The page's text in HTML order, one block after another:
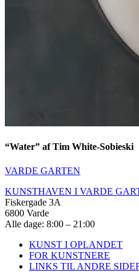
“Water” af Tim White-Sobieski
VARDE GARTEN
KUNSTHAVEN I VARDE
Fiskergade 3A
6800 Varde
Alle dage: 8:00 – 21:00
KUNST I OPLANDET
FOR KUNSTNERE
LINKS TIL ANDRE